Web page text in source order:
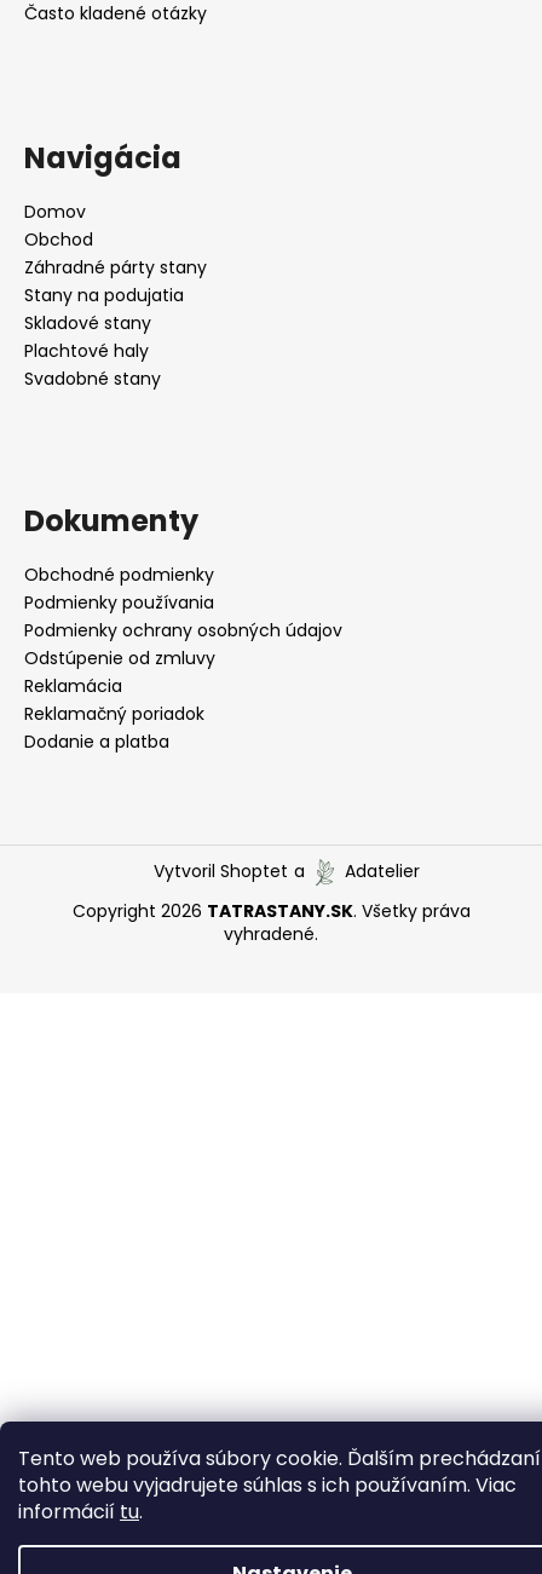
Tento web používa súbory cookie. Ďalším
tohto webu vyjadrujete súhlas s ich používaním. Viac
informácií tu.
Často kladené otázky
Navigácia
Domov
Obchod
Záhradné párty stany
Stany na podujatia
Skladové stany
Plachtové haly
Svadobné stany
Dokumenty
Obchodné podmienky
Podmienky používania
Podmienky ochrany osobných údajov
Odstúpenie od zmluvy
Reklamácia
Reklamačný poriadok
Dodanie a platba
Vytvoril Shoptet a
Adatelier
Copyright 2026 TATRASTANY.SK. Všetky práva
vyhradené.